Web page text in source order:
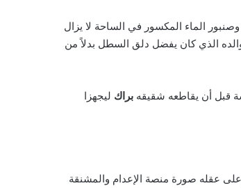
الماء المكسور في الساحة لا يزال
مع والده الذي كان يفضل دلق السطل بدلاً من
قبل أن يقاطعه شقيقه براك ليجهزا
عقله صورة منصة الإعدام والمشنقة